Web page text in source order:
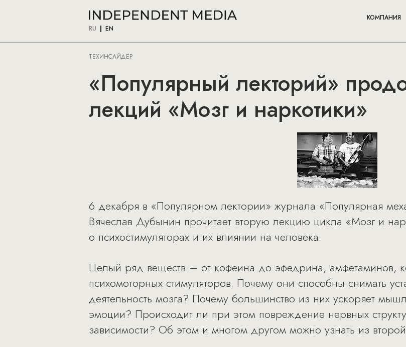
RU EN
КОМПАНИЯ
ТЕХИНСАЙДЕР
«Популярный лекторий»
лекций «Мозг и наркотики»
6 декабря в «Популярном лектории» журнала «Популярная
Вячеслав Дубынин прочитает вторую лекцию цикла «Мозг и
о психостимуляторах и их влиянии на человека.
Целый ряд веществ – от кофеина до эфедрина, амфетаминов,
психомоторных стимуляторов. Почему они способны снимать
деятельность мозга? Почему большинство из них ускоряет
эмоции? Происходит ли при этом повреждение нервных
зависимости? Об этом и многом другом можно узнать из